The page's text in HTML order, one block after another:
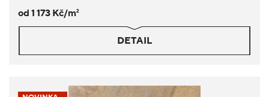
od 1 173 Kč/m2
DETAIL